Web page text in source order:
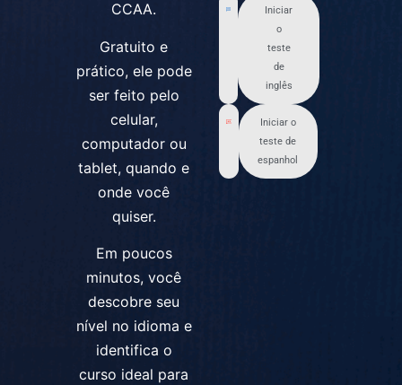
CCAA.
Gratuito e
prático, ele pode
ser feito pelo
celular,
computador ou
tablet, quando e
onde você
quiser.
Em poucos
minutos, você
descobre seu
nível no idioma e
identifica o
curso ideal para
Iniciar
o
teste
de
inglês
Iniciar o
teste de
espanhol